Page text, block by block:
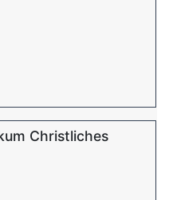
Christliches